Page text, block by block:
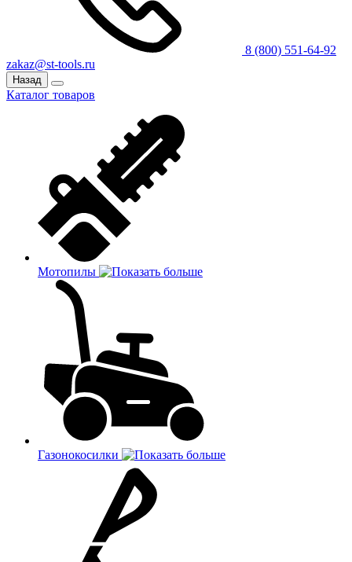
8 (800) 551-64-92
zakaz@st-tools.ru
Назад
Каталог товаров
Мотопилы
Газонокосилки